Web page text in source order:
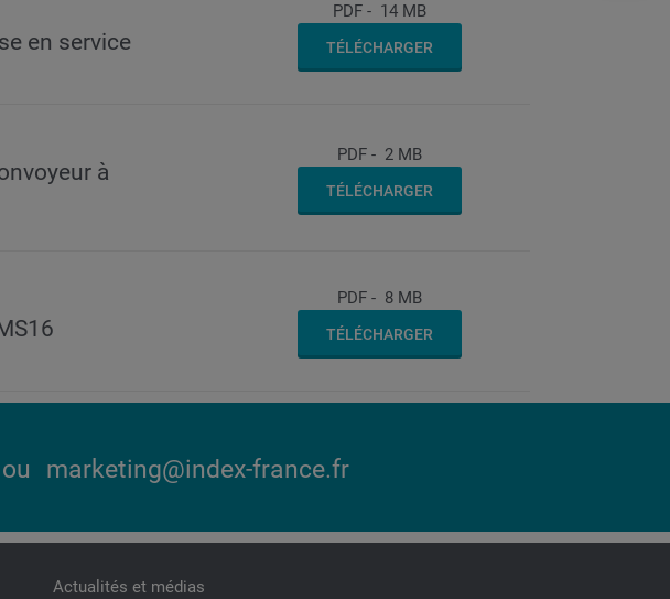
en service
PDF - 14 MB
TÉLÉCHARGER
à
PDF - 2 MB
TÉLÉCHARGER
PDF - 8 MB
TÉLÉCHARGER
ou marketing@index-france.fr
Actualités et médias